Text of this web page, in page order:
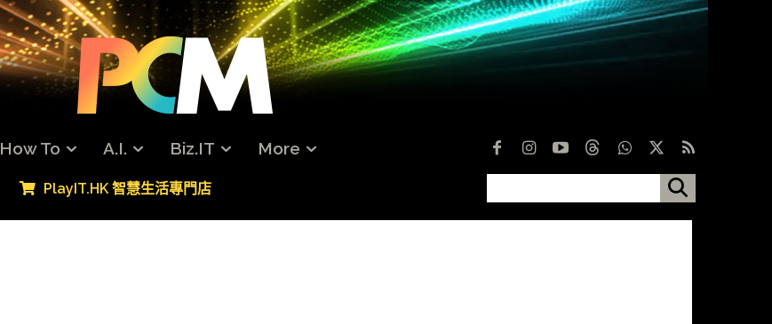
How To A.I. Biz.IT More
PlayIT.HK 智慧生活專門店